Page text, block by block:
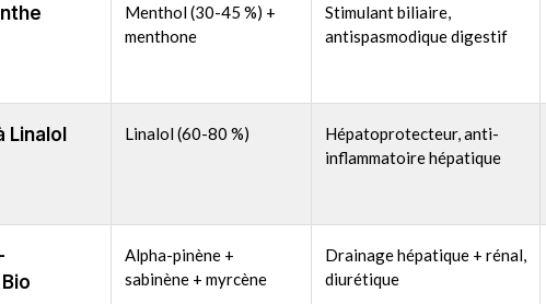
Menthol (30-45 %) +
menthone
Stimulant biliaire,
antispasmodique digestif
Linalol
Linalol (60-80 %)
Hépatoprotecteur, anti-
inflammatoire hépatique
Alpha-pinène +
sabinène + myrcène
Drainage hépatique + rénal,
diurétique